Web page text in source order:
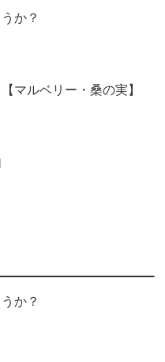
か？
マルベリー・桑の実】
か？